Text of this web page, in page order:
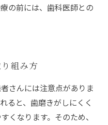
の前には、歯科医師との
組み方
さんには注意点がありま
ると、歯磨きがしにくく
くなります。そのため、